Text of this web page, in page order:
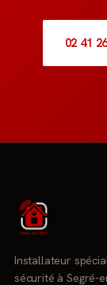
02 41
Installateur
sécurité à Segré-